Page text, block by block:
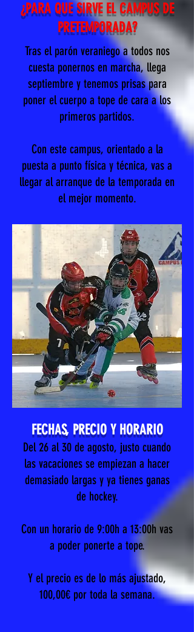
¿PARA QUE SIRVE EL CAMPUS DE
PRETEMPORADA?
Tras el parón veraniego a todos nos
cuesta ponernos en marcha, llega
septiembre y tenemos prisas para
poner el cuerpo a tope de cara a los
primeros partidos.
Con este campus, orientado a la
puesta a punto física y técnica, vas a
llegar al arranque de la temporada en
el mejor momento.
FECHAS, PRECIO Y HORARIO
Del 26 al 30 de agosto, justo cuando
las vacaciones se empiezan a hacer
demasiado largas y ya tienes ganas
de hockey.
Con un horario de 9:00h a 13:00h vas
a poder ponerte a tope.
Y el precio es de lo más ajustado,
100,00€ por toda la semana.